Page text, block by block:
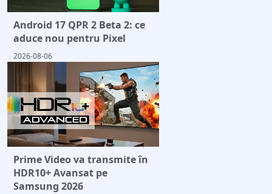
Android 17 QPR 2 Beta 2: ce
aduce nou pentru Pixel
2026-08-06
Prime Video va transmite în
HDR10+ Avansat pe
Samsung 2026